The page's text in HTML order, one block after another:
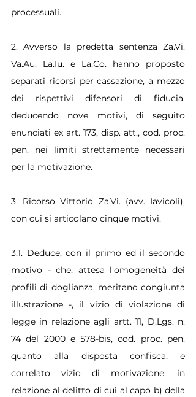
processuali.
2. Avverso la predetta sentenza Za.Vi.
Va.Au. La.Iu. e La.Co. hanno proposto
separati ricorsi per cassazione, a mezzo
dei rispettivi difensori di fiducia,
deducendo nove motivi, di seguito
enunciati ex art. 173, disp. att., cod. proc.
pen. nei limiti strettamente necessari
per la motivazione.
3. Ricorso Vittorio Za.Vi. (avv. Iavicoli),
con cui si articolano cinque motivi.
3.1. Deduce, con il primo ed il secondo
motivo - che, attesa l'omogeneità dei
profili di doglianza, meritano congiunta
illustrazione -, il vizio di violazione di
legge in relazione agli artt. 11, D.Lgs. n.
74 del 2000 e 578-bis, cod. proc. pen.
quanto alla disposta confisca, e
correlato vizio di motivazione, in
relazione al delitto di cui al capo b) della